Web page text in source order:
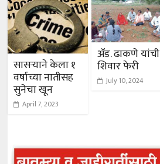
सासऱ्याने केला १
वर्षाच्या नातीसह
सुनेचा खून
April 7, 2023
ॲड. ढाकणे यांची
शिवार फेरी
July 10, 2024